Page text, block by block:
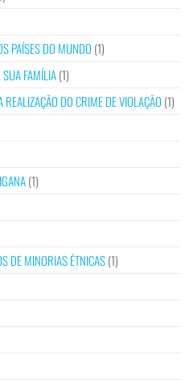
PAÍSES DO MUNDO (1)
SUA FAMÍLIA(1)
DO CRIME DE VIOLAÇÃO (1)
(1)
DE MINORIAS ÉTNICAS(1)